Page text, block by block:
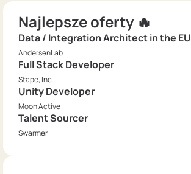
Najlepsze oferty 🔥
Data / Integration Architect in the EU
AndersenLab
Full Stack Developer
Stape, Inc
Unity Developer
Moon Active
Talent Sourcer
Swarmer